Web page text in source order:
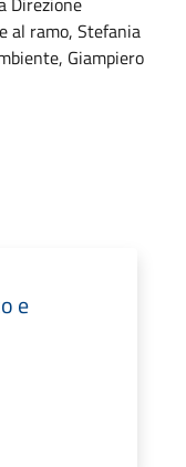
al ramo, Stefania
Giampiero
e